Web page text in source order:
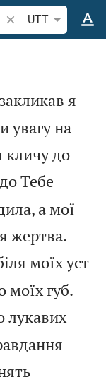
Шукати біблійний
UTT
я
увагу на
кличу до
Тебе
а мої
жертва.
моїх уст
моїх губ.
лукавих